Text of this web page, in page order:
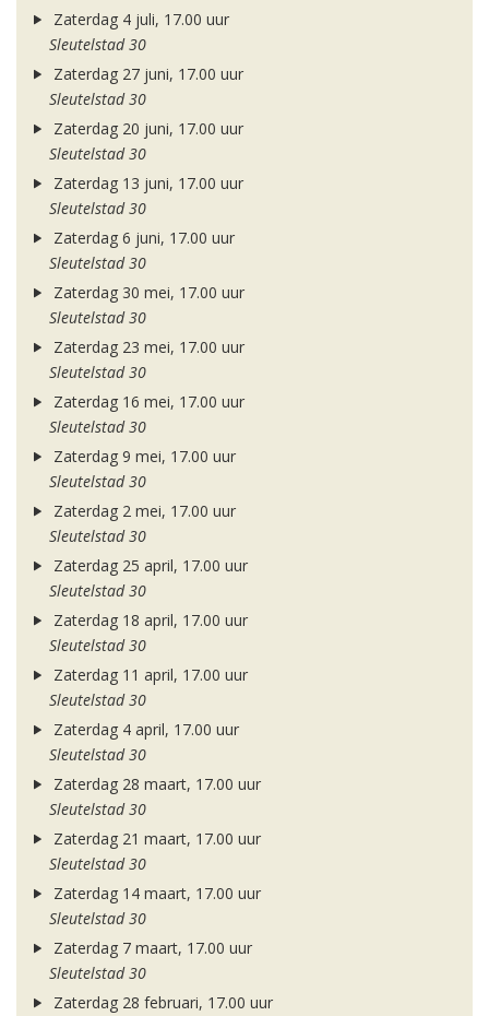
Zaterdag 4 juli, 17.00 uur
Sleutelstad 30
Zaterdag 27 juni, 17.00 uur
Sleutelstad 30
Zaterdag 20 juni, 17.00 uur
Sleutelstad 30
Zaterdag 13 juni, 17.00 uur
Sleutelstad 30
Zaterdag 6 juni, 17.00 uur
Sleutelstad 30
Zaterdag 30 mei, 17.00 uur
Sleutelstad 30
Zaterdag 23 mei, 17.00 uur
Sleutelstad 30
Zaterdag 16 mei, 17.00 uur
Sleutelstad 30
Zaterdag 9 mei, 17.00 uur
Sleutelstad 30
Zaterdag 2 mei, 17.00 uur
Sleutelstad 30
Zaterdag 25 april, 17.00 uur
Sleutelstad 30
Zaterdag 18 april, 17.00 uur
Sleutelstad 30
Zaterdag 11 april, 17.00 uur
Sleutelstad 30
Zaterdag 4 april, 17.00 uur
Sleutelstad 30
Zaterdag 28 maart, 17.00 uur
Sleutelstad 30
Zaterdag 21 maart, 17.00 uur
Sleutelstad 30
Zaterdag 14 maart, 17.00 uur
Sleutelstad 30
Zaterdag 7 maart, 17.00 uur
Sleutelstad 30
Zaterdag 28 februari, 17.00 uur